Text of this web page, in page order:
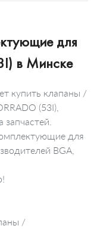
для
в Минске
купить клапаны /
(53I),
для
BGA,
/